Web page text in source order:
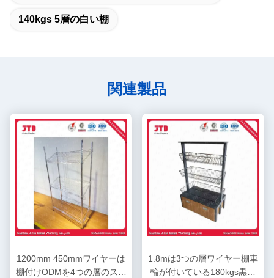
140kgs 5層の白い棚
関連製品
1200mm 450mmワイヤーは
棚付けODMを4つの層のステ
1.8mは3つの層ワイヤー棚車
輪が付いている180kgs黒ワ